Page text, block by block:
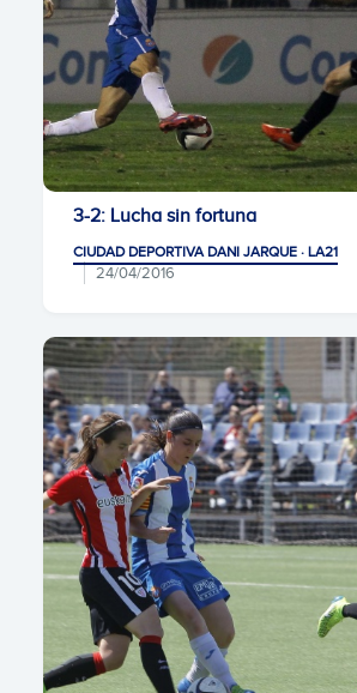
3-2: Lucha sin fortuna
CIUDAD DEPORTIVA DANI JARQUE · LA21
24/04/2016